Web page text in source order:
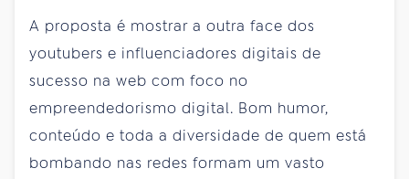
A proposta é mostrar a outra face dos
youtubers e influenciadores digitais de
sucesso na web com foco no
empreendedorismo digital. Bom humor,
conteúdo e toda a diversidade de quem está
bombando nas redes formam um vasto